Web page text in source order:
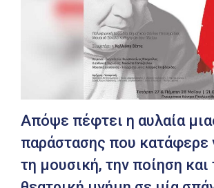
Απόψε πέφτει η αυλαία
παράστασης που κατάφερε
τη μουσική, την ποίηση και